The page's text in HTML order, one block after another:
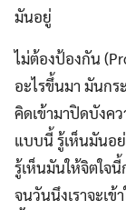
มันอยู่
ไม่ต้องป้องกัน
อะไรขึ้นมา มันกร
คิดเข้ามาปิดบังค
แบบนี้ รู้เห็นมันอ
รู้เห็นมันให้จิตใจ
จนวันนึงเราจะเข้